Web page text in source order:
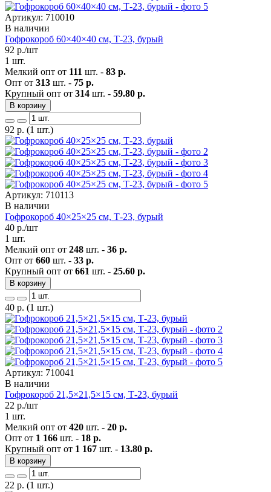
Артикул: 710010
В наличии
Гофрокороб 60×40×40 см, Т-23, бурый
92 р./шт
1 шт.
Мелкий опт от 111 шт. - 83 р.
Опт от 313 шт. - 75 р.
Крупный опт от 314 шт. - 59.80 р.
В корзину
92 р. (1 шт.)
Артикул: 710113
В наличии
Гофрокороб 40×25×25 см, Т-23, бурый
40 р./шт
1 шт.
Мелкий опт от 248 шт. - 36 р.
Опт от 660 шт. - 33 р.
Крупный опт от 661 шт. - 25.60 р.
В корзину
40 р. (1 шт.)
Артикул: 710041
В наличии
Гофрокороб 21,5×21,5×15 см, Т-23, бурый
22 р./шт
1 шт.
Мелкий опт от 420 шт. - 20 р.
Опт от 1 166 шт. - 18 р.
Крупный опт от 1 167 шт. - 13.80 р.
В корзину
22 р. (1 шт.)